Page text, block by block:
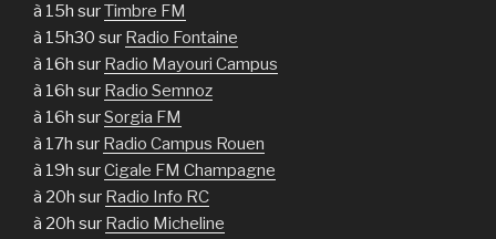
à 15h surTimbre FM
à 15h30 sur Radio Fontaine
à 16h sur Radio Mayouri Campus
à 16h sur Radio Semnoz
à 16h surSorgia FM
à 17h sur Radio Campus Rouen
à 19h surCigale FM Champagne
à 20h sur Radio Info RC
à 20h sur Radio Micheline